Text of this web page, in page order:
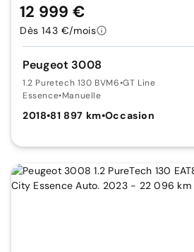
Peugeot 3008
1.2 Puretech 130 BVM6•GT Line
Essence•Manuelle
2018•81 897 km•Occasion
12 999 €
Dès 143 €/mois